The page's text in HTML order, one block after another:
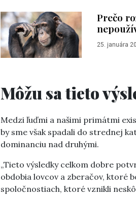
Prečo
25. januára
Môžu sa tieto
Medzi ľuďmi a našimi primátmi
by sme však spadali do strednej
dominanciu nad druhými.
„Tieto výsledky celkom dobre
obdobia lovcov a zberačov, ktoré
spoločnostiach, ktoré vznikli